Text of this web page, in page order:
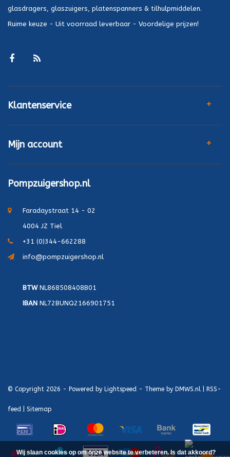
glasdragers, glaszuigers, platenspanners & tilhulpmiddelen.
Ruime keuze - Uit voorraad leverbaar - Voordelige prijzen!
Klantenservice
Mijn account
Pompzuigershop.nl
Faradaystraat 14 - 02
4004 JZ Tiel
+31 (0)344-662288
info@pompzuigershop.nl
BTWNL868508408B01
IBAN NL72BUNQ2166901751
© Copyright 2026 - Powered by Lightspeed - Theme by DMWS.nl RSS-
feed Sitemap
Wij slaan cookies op om onze website te verbeteren. Is dat akkoord?